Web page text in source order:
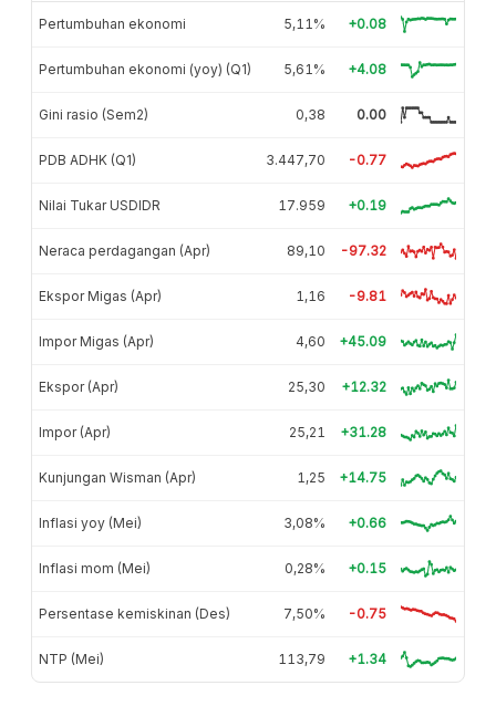
Pertumbuhan ekonomi 5,11% +0.08
Pertumbuhan ekonomi (yoy) (Q1) 5,61% +4.08
Gini rasio (Sem2) 0,38 0.00
PDB ADHK (Q1) 3.447,70 -0.77
Nilai Tukar USDIDR 17.959 +0.19
Neraca perdagangan (Apr) 89,10 -97.32
Ekspor Migas (Apr) 1,16 -9.81
Impor Migas (Apr) 4,60 +45.09
Ekspor (Apr) 25,30 +12.32
Impor (Apr) 25,21 +31.28
Kunjungan Wisman (Apr) 1,25 +14.75
Inflasi yoy (Mei) 3,08% +0.66
Inflasi mom (Mei) 0,28% +0.15
Persentase kemiskinan (Des) 7,50% -0.75
NTP (Mei) 113,79 +1.34